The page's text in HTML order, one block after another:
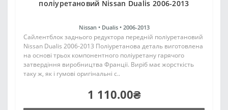
поліуретановий Nissan Dualis 2006-2013
Nissan • Dualis • 2006-2013
Сайлентблок заднього редуктора передній поліуретановий
Nissan Dualis 2006-2013 Поліуретанова деталь виготовлена
на основі трьох компонентного поліуретану гарячого
затвердіння виробництва Франції. Виріб має жорсткість
таку ж, як і гумові оригінальні с..
1 110.00₴